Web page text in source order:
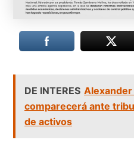
DE INTERES Alexander
comparecerá ante
de activos